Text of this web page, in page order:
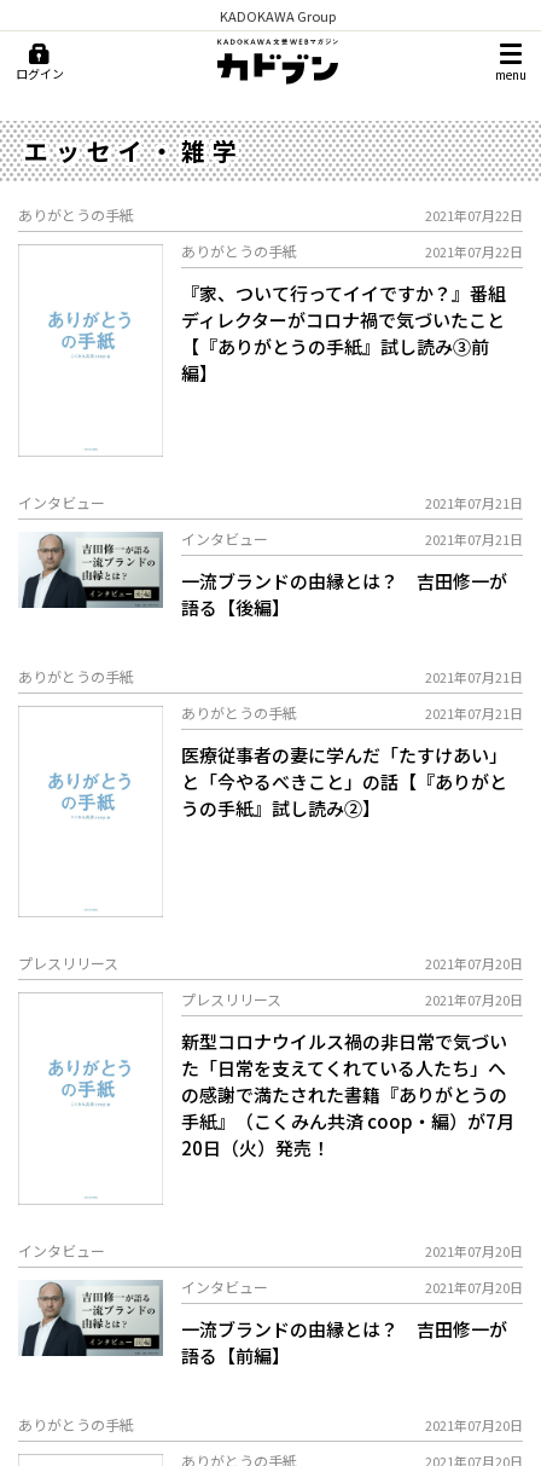
KADOKAWA Group
ログイン menu
エッセイ・雑学
ありがとうの手紙 2021年07月22日
ありがとうの手紙 2021年07月22日
『家、ついて行ってイイですか？』番組
ディレクターがコロナ禍で気づいたこと
【『ありがとうの手紙』試し読み③前
編】
インタビュー 2021年07月21日
インタビュー 2021年07月21日
一流ブランドの由縁とは？ 吉田修一が
語る【後編】
ありがとうの手紙 2021年07月21日
ありがとうの手紙 2021年07月21日
医療従事者の妻に学んだ「たすけあい」
と「今やるべきこと」の話【『ありがと
うの手紙』試し読み②】
プレスリリース 2021年07月20日
プレスリリース 2021年07月20日
新型コロナウイルス禍の非日常で気づい
た「日常を支えてくれている人たち」へ
の感謝で満たされた書籍『ありがとうの
手紙』（こくみん共済 coop・編）が7月
20日（火）発売！
インタビュー 2021年07月20日
インタビュー 2021年07月20日
一流ブランドの由縁とは？ 吉田修一が
語る【前編】
ありがとうの手紙 2021年07月20日
ありがとうの手紙 2021年07月20日